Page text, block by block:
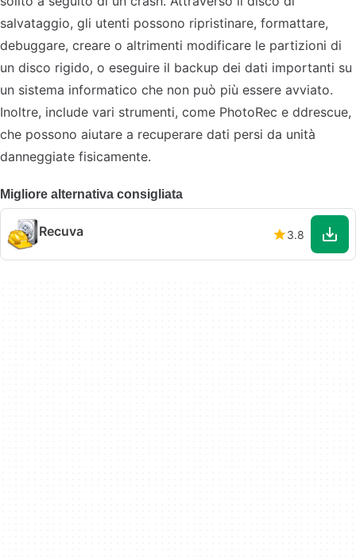
salvataggio, gli utenti possono ripristinare, formattare,
debuggare, creare o altrimenti modificare le partizioni di
un disco rigido, o eseguire il backup dei dati importanti su
un sistema informatico che non può più essere avviato.
Inoltre, include vari strumenti, come PhotoRec e ddrescue,
che possono aiutare a recuperare dati persi da unità
danneggiate fisicamente.
Migliore alternativa consigliata
Recuva 3.8